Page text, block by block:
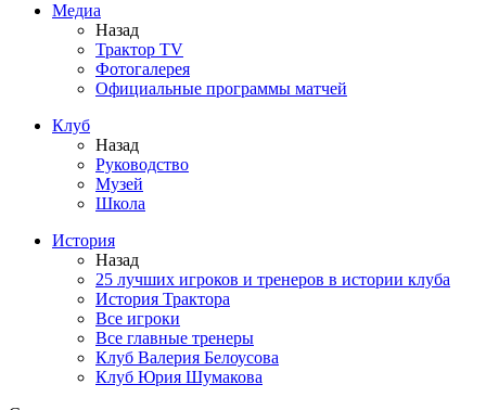
Медиа
Назад
Трактор TV
Фотогалерея
Официальные программы матчей
Клуб
Назад
Руководство
Музей
Школа
История
Назад
25 лучших игроков и тренеров в истории клуба
История Трактора
Все игроки
Все главные тренеры
Клуб Валерия Белоусова
Клуб Юрия Шумакова